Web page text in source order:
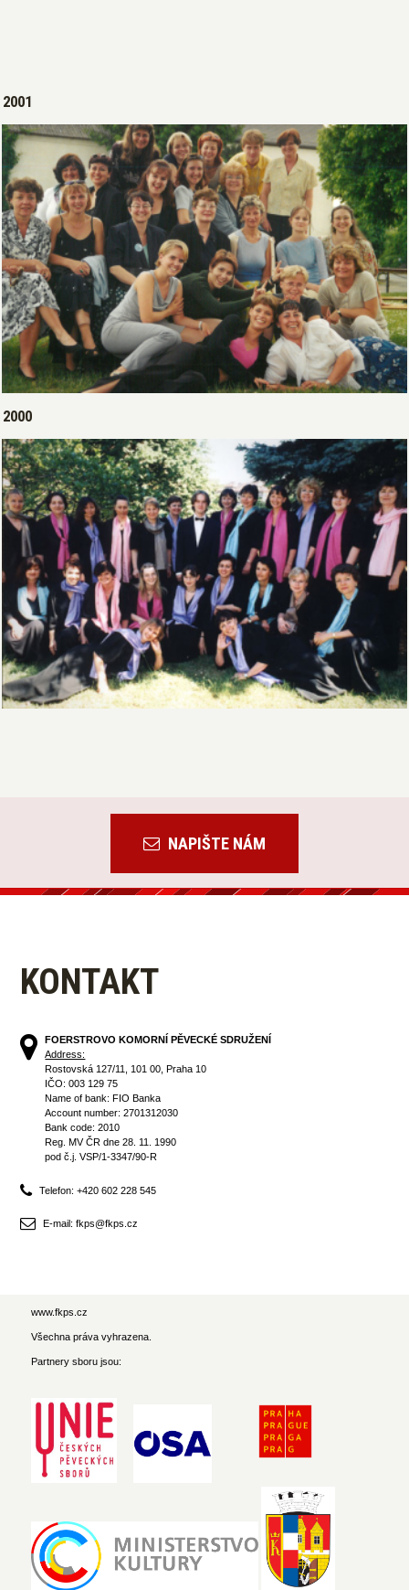
2001
2000
NAPIŠTE NÁM
KONTAKT
FOERSTROVO KOMORNÍ PĚVECKÉ SDRUŽENÍ
Address:
Rostovská 127/11, 101 00, Praha 10
IČO: 003 129 75
Name of bank: FIO Banka
Account number: 2701312030
Bank code: 2010
Reg. MV ČR dne 28. 11. 1990
pod č.j. VSP/1-3347/90-R
Telefon: +420 602 228 545
E-mail: fkps@fkps.cz
www.fkps.cz
Všechna práva vyhrazena.
Partnery sboru jsou: